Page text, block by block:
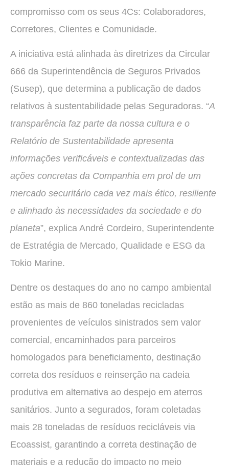
compromisso com os seus 4Cs: Colaboradores,
Corretores, Clientes e Comunidade.
A iniciativa está alinhada às diretrizes da Circular
666 da Superintendência de Seguros Privados
(Susep), que determina a publicação de dados
relativos à sustentabilidade pelas Seguradoras. “A
transparência faz parte da nossa cultura e o
Relatório de Sustentabilidade apresenta
informações verificáveis e contextualizadas das
ações concretas da Companhia em prol de um
mercado securitário cada vez mais ético, resiliente
e alinhado às necessidades da sociedade e do
planeta”, explica André Cordeiro, Superintendente
de Estratégia de Mercado, Qualidade e ESG da
Tokio Marine.
Dentre os destaques do ano no campo ambiental
estão as mais de 860 toneladas recicladas
provenientes de veículos sinistrados sem valor
comercial, encaminhados para parceiros
homologados para beneficiamento, destinação
correta dos resíduos e reinserção na cadeia
produtiva em alternativa ao despejo em aterros
sanitários. Junto a segurados, foram coletadas
mais 28 toneladas de resíduos recicláveis via
Ecoassist, garantindo a correta destinação de
materiais e a redução do impacto no meio